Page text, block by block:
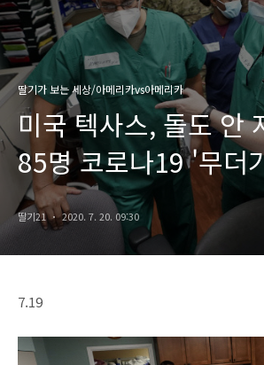
딸기가 보는 세상/아메리카vs아메리카
미국 텍사스, 돌도 안
85명 코로나19 '무더
딸기21 2020. 7. 20. 09:30
7.19